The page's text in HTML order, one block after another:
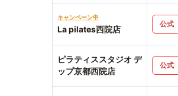
キャンペーン中
La pilates西院店
公式
ピラティススタジオ デ
ップ京都西院店
公式